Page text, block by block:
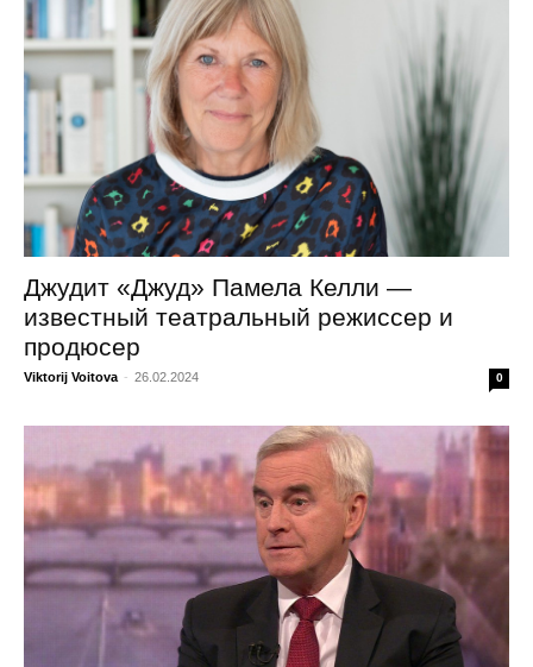
Джудит «Джуд» Памела Келли —
известный театральный режиссер и
продюсер
Viktorij Voitova - 26.02.2024 0